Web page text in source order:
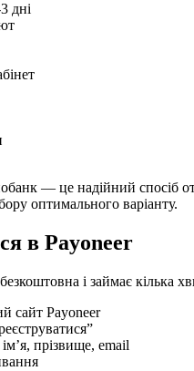
дні
— це надійний спосіб
оптимального варіанту.
в Payoneer
і займає кілька
сайт Payoneer
прізвище, email